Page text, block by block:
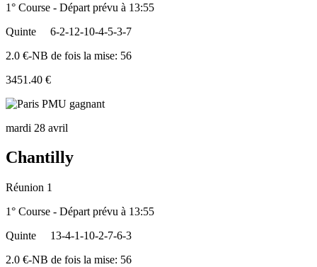
1° Course - Départ prévu à 13:55
Quinte
6-2-12-10-4-5-3-7
2.0 €-NB de fois la mise: 56
3451.40 €
mardi 28 avril
Chantilly
Réunion 1
1° Course - Départ prévu à 13:55
Quinte
13-4-1-10-2-7-6-3
2.0 €-NB de fois la mise: 56